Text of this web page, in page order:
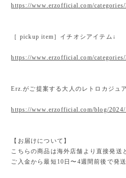
https://www.erzofficial.com/categories/
［ pickup item］イチオシアイテム↓
https://www.erzofficial.com/categories/
Erz.がご提案する大人のレトロカジュ
https://www.erzofficial.com/blog/2024/
【お届けについて】
こちらの商品は海外店舗より直接発送
ご入金から最短10日〜4週間前後で発送